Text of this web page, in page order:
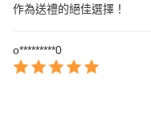
作為送禮的絕佳選擇！
o*********0